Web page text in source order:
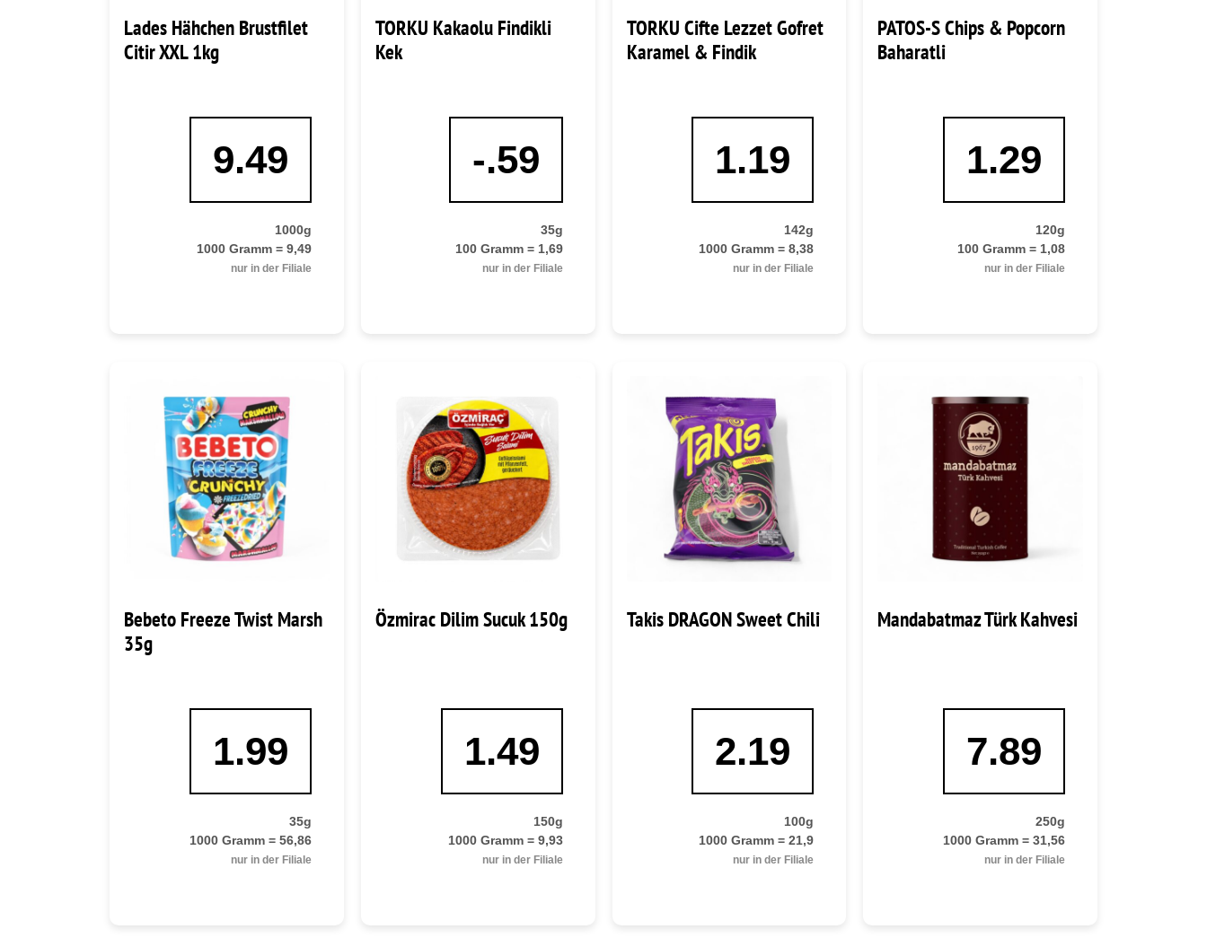
Lades Hähchen Brustfilet
Citir XXL 1kg
9.49
1000g
1000 Gramm = 9,49
nur in der Filiale
TORKU Kakaolu Findikli
Kek
-.59
35g
100 Gramm = 1,69
nur in der Filiale
TORKU Cifte Lezzet Gofret
Karamel & Findik
1.19
142g
1000 Gramm = 8,38
nur in der Filiale
PATOS-S Chips & Popcorn
Baharatli
1.29
120g
100 Gramm = 1,08
nur in der Filiale
Bebeto Freeze Twist Marsh
35g
1.99
35g
1000 Gramm = 56,86
nur in der Filiale
Özmirac Dilim Sucuk 150g
1.49
150g
1000 Gramm = 9,93
nur in der Filiale
Takis DRAGON Sweet Chili
2.19
100g
1000 Gramm = 21,9
nur in der Filiale
Mandabatmaz Türk Kahvesi
7.89
250g
1000 Gramm = 31,56
nur in der Filiale